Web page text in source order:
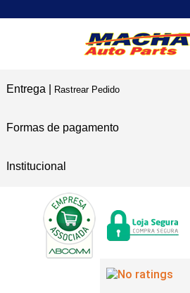
Entrega | Rastrear Pedido
Formas de pagamento
Institucional